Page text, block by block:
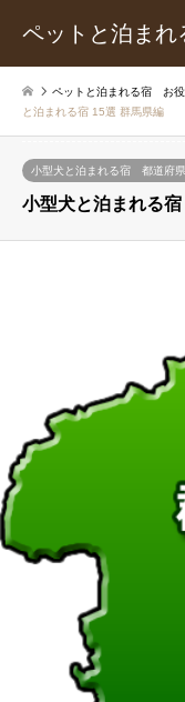
ペットと泊まれ
ペットと泊まれる宿 お役
と泊まれる宿 15選 群馬県編
小型犬と泊まれる宿 都道府
小型犬と泊まれる